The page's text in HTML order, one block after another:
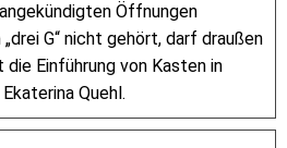
Öffnungen
G“ nicht gehört, darf draußen
Einführung von Kasten in
Quehl.